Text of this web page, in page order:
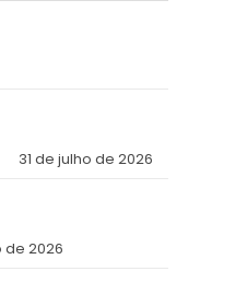
31 de julho de 2026
de 2026